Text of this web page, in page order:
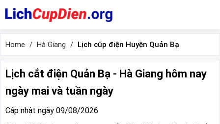
Home Hà Giang Lịch cúp điện Huyện Quản Bạ
Lịch cắt điện Quản Bạ - Hà Giang hôm nay
ngày mai và tuần ngày
Cập nhật ngày 09/08/2026